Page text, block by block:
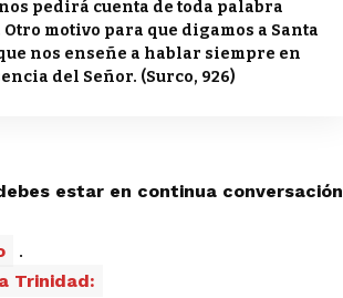
pedirá cuenta de toda palabra
Otro motivo para que digamos a Santa
nos enseñe a hablar siempre en
del Señor. (Surco, 926)
estar en continua conversación
.
Trinidad: